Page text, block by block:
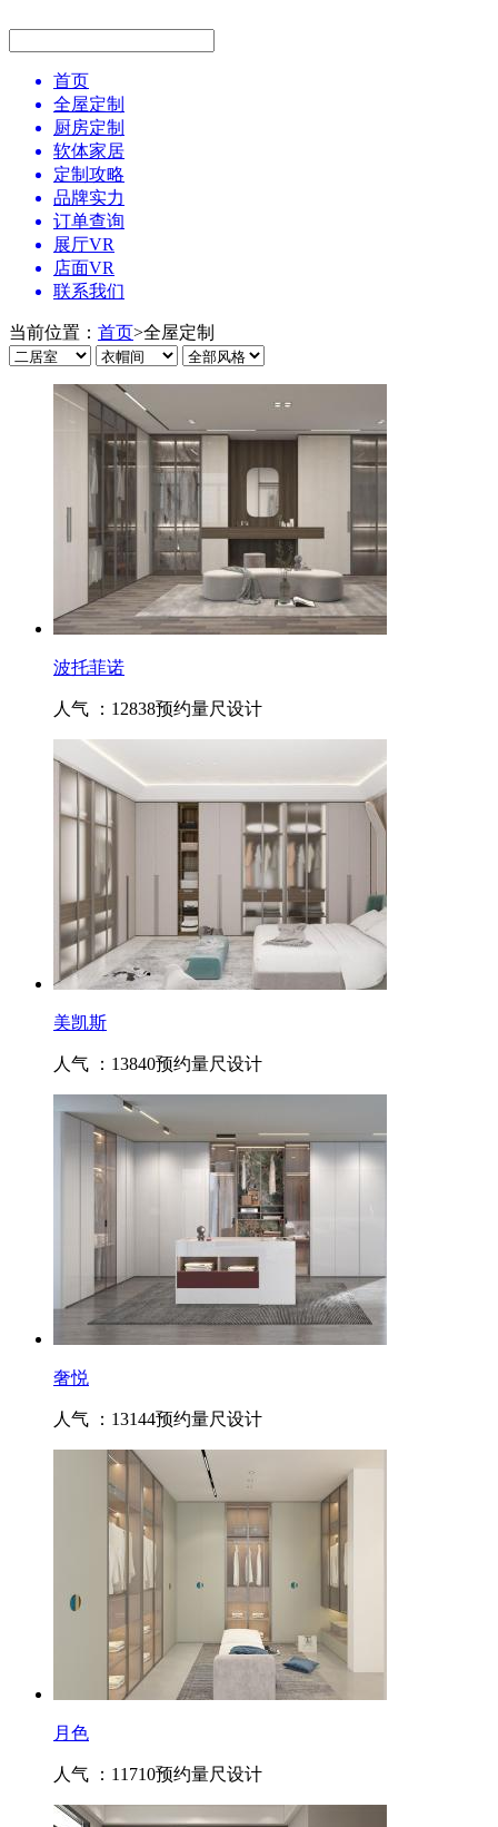
首页
全屋定制
厨房定制
软体家居
定制攻略
品牌实力
订单查询
展厅VR
店面VR
联系我们
当前位置： 首页>全屋定制
波托菲诺
人气 ：12838预约量尺设计
美凯斯
人气 ：13840预约量尺设计
奢悦
人气 ：13144预约量尺设计
月色
人气 ：11710预约量尺设计